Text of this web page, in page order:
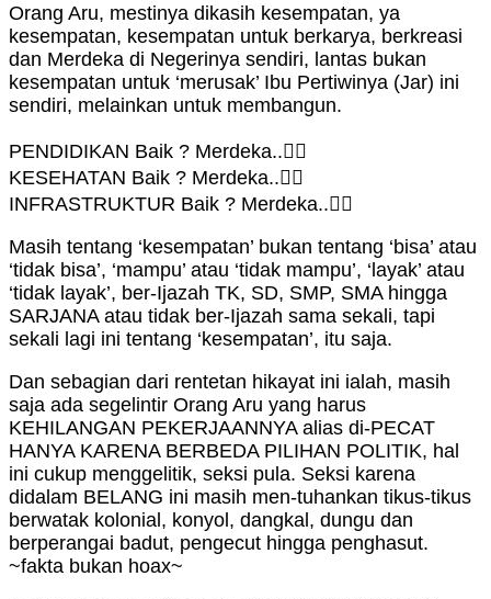
Orang Aru, mestinya dikasih kesempatan, ya
kesempatan, kesempatan untuk berkarya, berkreasi
dan Merdeka di Negerinya sendiri, lantas bukan
kesempatan untuk ‘merusak’ Ibu Pertiwinya (Jar) ini
sendiri, melainkan untuk membangun.
PENDIDIKAN Baik ? Merdeka..✊🏻
KESEHATAN Baik ? Merdeka..✊🏻
INFRASTRUKTUR Baik ? Merdeka..✊🏻
Masih tentang ‘kesempatan’ bukan tentang ‘bisa’ atau
‘tidak bisa’, ‘mampu’ atau ‘tidak mampu’, ‘layak’ atau
‘tidak layak’, ber-Ijazah TK, SD, SMP, SMA hingga
SARJANA atau tidak ber-Ijazah sama sekali, tapi
sekali lagi ini tentang ‘kesempatan’, itu saja.
Dan sebagian dari rentetan hikayat ini ialah, masih
saja ada segelintir Orang Aru yang harus
KEHILANGAN PEKERJAANNYA alias di-PECAT
HANYA KARENA BERBEDA PILIHAN POLITIK, hal
ini cukup menggelitik, seksi pula. Seksi karena
didalam BELANG ini masih men-tuhankan tikus-tikus
berwatak kolonial, konyol, dangkal, dungu dan
berperangai badut, pengecut hingga penghasut.
~fakta bukan hoax~